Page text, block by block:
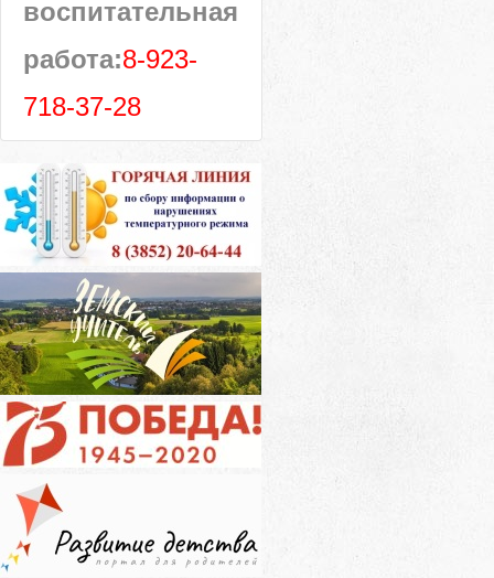
воспитательная
работа:8-923-
718-37-28